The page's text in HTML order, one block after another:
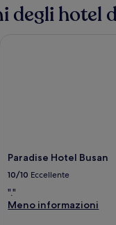
degli
Paradise Hotel Busan
10/10 Eccellente
"."
Meno informazioni